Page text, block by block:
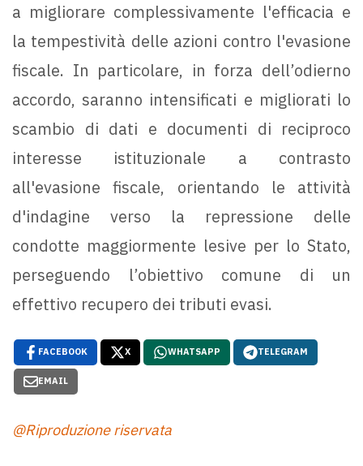
a migliorare complessivamente l'efficacia e
la tempestività delle azioni contro l'evasione
fiscale. In particolare, in forza dell’odierno
accordo, saranno intensificati e migliorati lo
scambio di dati e documenti di reciproco
interesse istituzionale a contrasto
all'evasione fiscale, orientando le attività
d'indagine verso la repressione delle
condotte maggiormente lesive per lo Stato,
perseguendo l’obiettivo comune di un
effettivo recupero dei tributi evasi.
FACEBOOK X WHATSAPP TELEGRAM
EMAIL
@Riproduzione riservata